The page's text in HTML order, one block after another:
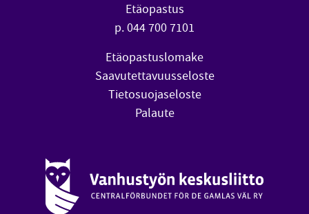
Etäopastus
p. 044 700 7101
Etäopastuslomake
Saavutettavuusseloste
Tietosuojaseloste
Palaute